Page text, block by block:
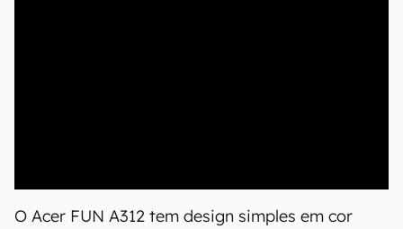
O Acer FUN A312 tem design simples em cor